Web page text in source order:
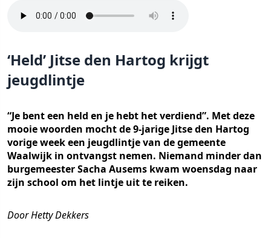
‘Held’ Jitse den Hartog krijgt
jeugdlintje
“Je bent een held en je hebt het verdiend”. Met deze
mooie woorden mocht de 9-jarige Jitse den Hartog
vorige week een jeugdlintje van de gemeente
Waalwijk in ontvangst nemen. Niemand minder dan
burgemeester Sacha Ausems kwam woensdag naar
zijn school om het lintje uit te reiken.
Door Hetty Dekkers